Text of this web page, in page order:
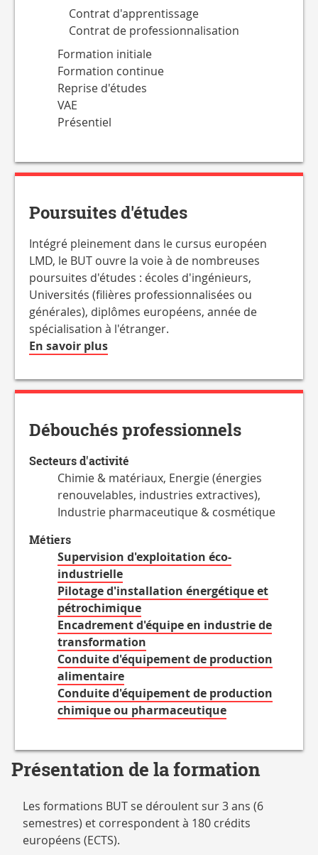
Contrat d'apprentissage
Contrat de professionnalisation
Formation initiale
Formation continue
Reprise d'études
VAE
Présentiel
Poursuites d'études
Intégré pleinement dans le cursus européen
LMD, le BUT ouvre la voie à de nombreuses
poursuites d'études : écoles d'ingénieurs,
Universités (filières professionnalisées ou
générales), diplômes européens, année de
spécialisation à l'étranger.
En savoir plusà
de
la
de
hebdomadaire
Débouchés professionnels
Secteurs d'activité
Chimie & matériaux, Energie (énergies
renouvelables, industries extractives),
Industrie pharmaceutique & cosmétique
Métiers
Supervision d'exploitation éco-
industrielle
Pilotage d'installation énergétique et
pétrochimique
Encadrement d'équipe en industrie de
transformation
Conduite d'équipement de production
alimentaire
Conduite d'équipement de production
chimique ou pharmaceutique
Présentation de la formation
Les formations BUT se déroulent sur 3 ans (6
semestres) et correspondent à 180 crédits
européens (ECTS).